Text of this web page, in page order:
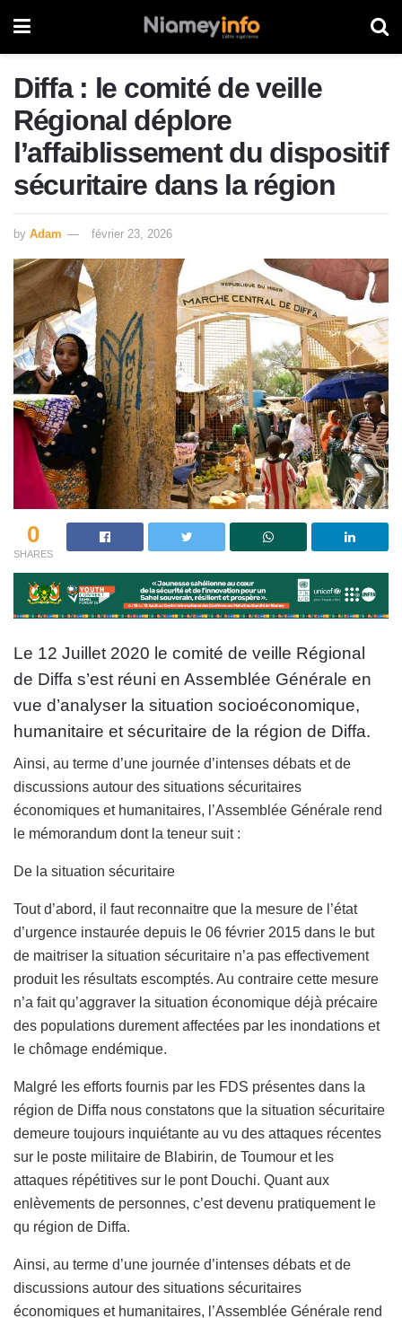
Diffa : le comité de veille
Régional déplore
l’affaiblissement du dispositif
sécuritaire dans la région
by Adam février 23, 2026
0
SHARES
Le 12 Juillet 2020 le comité de veille Régional
de Diffa s’est réuni en Assemblée Générale en
vue d’analyser la situation socioéconomique,
humanitaire et sécuritaire de la région de Diffa.
Ainsi, au terme d’une journée d’intenses débats et de
discussions autour des situations sécuritaires
économiques et humanitaires, l’Assemblée Générale rend
le mémorandum dont la teneur suit :
De la situation sécuritaire
Tout d’abord, il faut reconnaitre que la mesure de l’état
d’urgence instaurée depuis le 06 février 2015 dans le but
de maitriser la situation sécuritaire n’a pas effectivement
produit les résultats escomptés. Au contraire cette mesure
n’a fait qu’aggraver la situation économique déjà précaire
des populations durement affectées par les inondations et
le chômage endémique.
Malgré les efforts fournis par les FDS présentes dans la
région de Diffa nous constatons que la situation sécuritaire
demeure toujours inquiétante au vu des attaques récentes
sur le poste militaire de Blabirin, de Toumour et les
attaques répétitives sur le pont Douchi. Quant aux
enlèvements de personnes, c’est devenu pratiquement le
qu région de Diffa.
Ainsi, au terme d’une journée d’intenses débats et de
discussions autour des situations sécuritaires
économiques et humanitaires, l’Assemblée Générale rend